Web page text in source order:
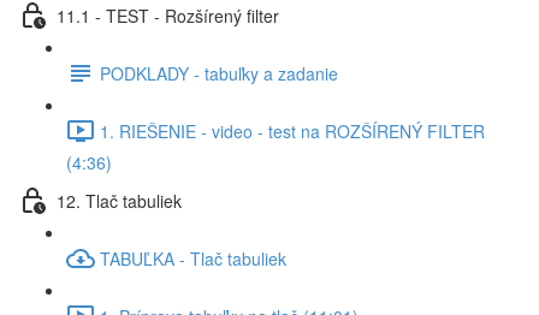
11.1 - TEST - Rozšírený filter
PODKLADY - tabuľky a zadanie
1. RIEŠENIE - video - test na ROZŠÍRENÝ FILTER
(4:36)
12. Tlač tabuliek
TABUĽKA - Tlač tabuliek